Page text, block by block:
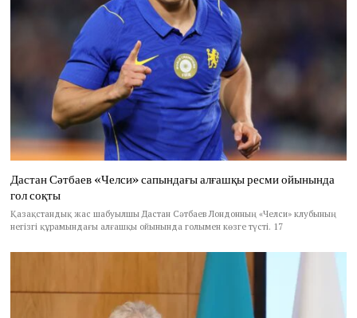
Дастан Сәтбаев «Челси» сапындағы алғашқы ресми ойынында
гол соқты
Қазақстандық жас шабуылшы Дастан Сәтбаев Лондонның «Челси» клубының
негізгі құрамындағы алғашқы ойынында голымен көзге түсті. 17